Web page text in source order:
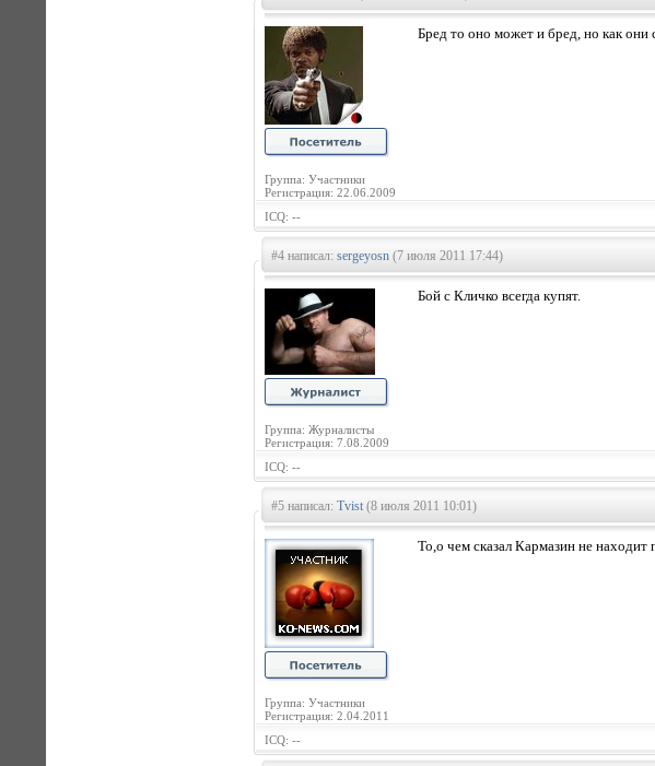
Группа: Участники
Регистрация: 22.06.2009
Бред то оно может и бред, но как они
ICQ: --
#4 написал: sergeyosn (7 июля 2011 17:44)
Группа: Журналисты
Регистрация: 7.08.2009
Бой с Кличко всегда купят.
ICQ: --
#5 написал: Tvist(8 июля 2011 10:01)
Группа: Участники
Регистрация: 2.04.2011
То,о чем сказал Кармазин не
ICQ: --